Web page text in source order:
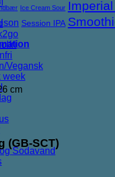
Vegansk
week
Sodavand
Ice Cream Sour
Session IPA
cm
(GB-SCT)